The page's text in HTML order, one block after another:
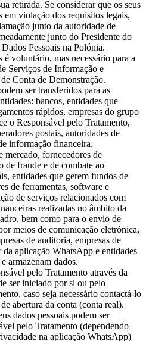
retirada. Se considerar que os seus
em violação dos requisitos legais,
junto da autoridade de
junto do Presidente do
Pessoais na Polónia.
voluntário, mas necessário para a
Serviços de Informação e
Conta de Demonstração.
ser transferidos para as
bancos, entidades que
rápidos, empresas do grupo
o Responsável pelo Tratamento,
postais, autoridades de
informação financeira,
mercado, fornecedores de
de fraude e de combate ao
entidades que gerem fundos de
de ferramentas, software e
de serviços relacionados com
realizadas no âmbito da
bem como para o envio de
meios de comunicação eletrónica,
de auditoria, empresas de
aplicação WhatsApp e entidades
armazenam dados.
pelo Tratamento através da
ser iniciado por si ou pelo
caso seja necessário contactá-lo
abertura da conta (conta real).
dados pessoais podem ser
pelo Tratamento (dependendo
na aplicação WhatsApp)